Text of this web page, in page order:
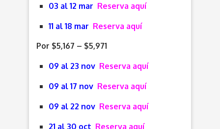
03 al 12 mar Reserva aquí
11 al 18 mar Reserva aquí
Por $5,167 – $5,971
09 al 23 nov Reserva aquí
09 al 17 nov Reserva aquí
09 al 22 nov Reserva aquí
21 al 30 oct Reserva aquí